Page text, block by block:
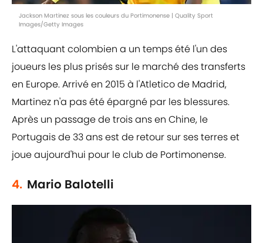
Jackson Martinez sous les couleurs du Portimonense | Quality Sport
Images/Getty Images
L'attaquant colombien a un temps été l'un des
joueurs les plus prisés sur le marché des transferts
en Europe. Arrivé en 2015 à l'Atletico de Madrid,
Martinez n'a pas été épargné par les blessures.
Après un passage de trois ans en Chine, le
Portugais de 33 ans est de retour sur ses terres et
joue aujourd'hui pour le club de Portimonense.
4. Mario Balotelli